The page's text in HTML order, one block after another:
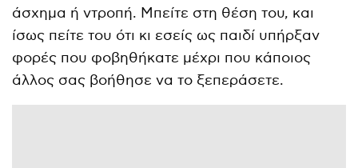
άσχημα ή ντροπή. Μπείτε στη θέση του, και
ίσως πείτε του ότι κι εσείς ως παιδί υπήρξαν
φορές που φοβηθήκατε μέχρι που κάποιος
άλλος σας βοήθησε να το ξεπεράσετε.